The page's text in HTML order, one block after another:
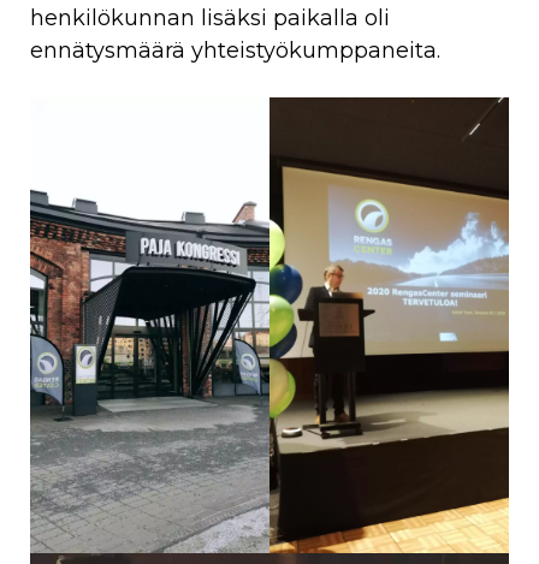
henkilökunnan lisäksi paikalla oli
ennätysmäärä yhteistyökumppaneita.